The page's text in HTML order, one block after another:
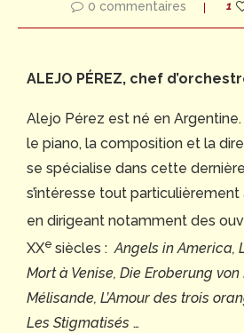
0 commentaires 1
ALEJO PÉREZ, chef
Alejo Pérez est né en
le piano, la composition et la
se spécialise dans cette
s’intéresse tout
en dirigeant notamment des
XXe siècles :Angels in America,
Mort à Venise, Die Eroberung
Mélisande, L’Amour des trois
Les Stigmatisés …